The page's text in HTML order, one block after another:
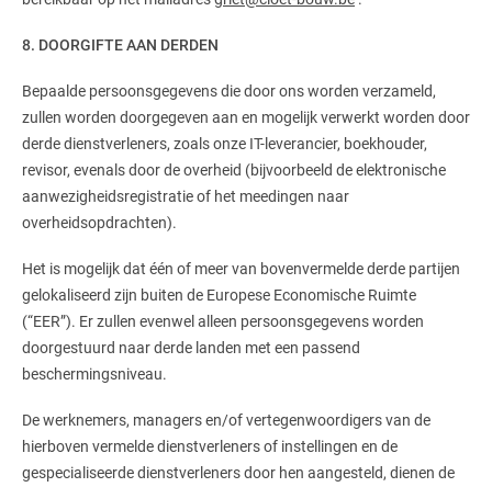
8. DOORGIFTE AAN DERDEN
Bepaalde persoonsgegevens die door ons worden verzameld,
zullen worden doorgegeven aan en mogelijk verwerkt worden door
derde dienstverleners, zoals onze IT-leverancier, boekhouder,
revisor, evenals door de overheid (bijvoorbeeld de elektronische
aanwezigheidsregistratie of het meedingen naar
overheidsopdrachten).
Het is mogelijk dat één of meer van bovenvermelde derde partijen
gelokaliseerd zijn buiten de Europese Economische Ruimte
(“EER”). Er zullen evenwel alleen persoonsgegevens worden
doorgestuurd naar derde landen met een passend
beschermingsniveau.
De werknemers, managers en/of vertegenwoordigers van de
hierboven vermelde dienstverleners of instellingen en de
gespecialiseerde dienstverleners door hen aangesteld, dienen de